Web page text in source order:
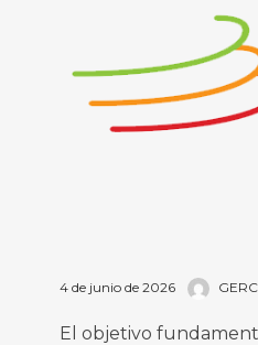
4 de junio de 2026
El objetivo